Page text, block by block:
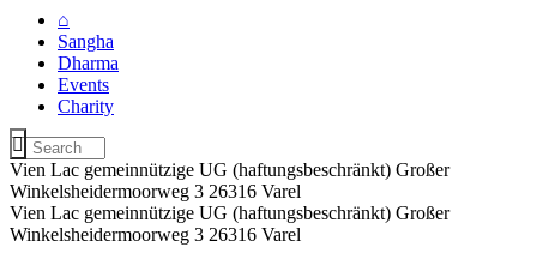
⌂
Sangha
Dharma
Events
Charity
Vien Lac gemeinnützige UG (haftungsbeschränkt) Großer
Winkelsheidermoorweg 3 26316 Varel
Vien Lac gemeinnützige UG (haftungsbeschränkt) Großer
Winkelsheidermoorweg 3 26316 Varel